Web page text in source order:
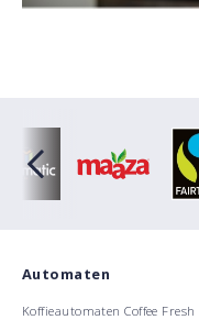
Automaten
Koffieautomaten Coffee Fresh